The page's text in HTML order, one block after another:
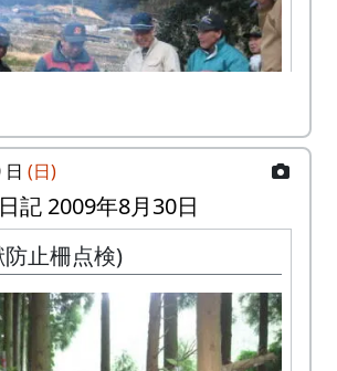
業は出来るかどうか微妙。田圃が
なんじゃないかと思います。
時五十八分。朝八時から、という
もうみんな揃っている。焚き火に
係が入れてくれたコーヒーを飲み
と語る。
(日)
記 2009年8月30日
止柵点検)